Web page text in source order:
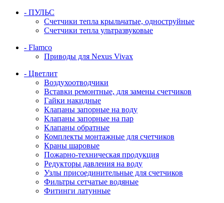
- ПУЛЬС
Счетчики тепла крыльчатые, одноструйные
Счетчики тепла ультразвуковые
- Flamco
Приводы для Nexus Vivax
- Цветлит
Воздухоотводчики
Вставки ремонтные, для замены счетчиков
Гайки накидные
Клапаны запорные на воду
Клапаны запорные на пар
Клапаны обратные
Комплекты монтажные для счетчиков
Краны шаровые
Пожарно-техническая продукция
Редукторы давления на воду
Узлы присоединительные для счетчиков
Фильтры сетчатые водяные
Фитинги латунные